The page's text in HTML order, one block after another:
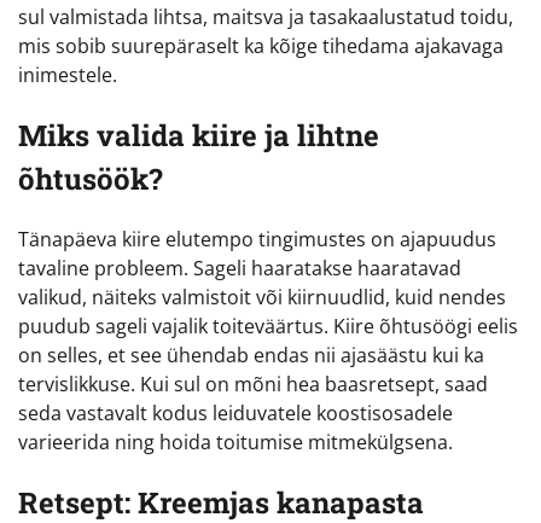
sul valmistada lihtsa, maitsva ja tasakaalustatud toidu,
mis sobib suurepäraselt ka kõige tihedama ajakavaga
inimestele.
Miks valida kiire ja lihtne
õhtusöök?
Tänapäeva kiire elutempo tingimustes on ajapuudus
tavaline probleem. Sageli haaratakse haaratavad
valikud, näiteks valmistoit või kiirnuudlid, kuid nendes
puudub sageli vajalik toiteväärtus. Kiire õhtusöögi eelis
on selles, et see ühendab endas nii ajasäästu kui ka
tervislikkuse. Kui sul on mõni hea baasretsept, saad
seda vastavalt kodus leiduvatele koostisosadele
varieerida ning hoida toitumise mitmekülgsena.
Retsept: Kreemjas kanapasta